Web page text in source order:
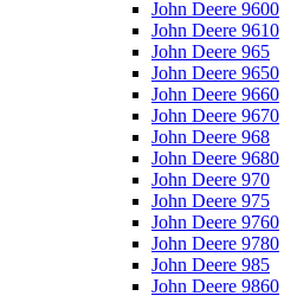
John Deere 9600
John Deere 9610
John Deere 965
John Deere 9650
John Deere 9660
John Deere 9670
John Deere 968
John Deere 9680
John Deere 970
John Deere 975
John Deere 9760
John Deere 9780
John Deere 985
John Deere 9860